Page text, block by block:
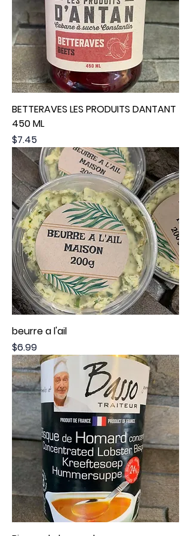
BETTERAVES LES PRODUITS DANTANT
450 ML
Price
$7.45
beurre a l'ail
Price
$6.99